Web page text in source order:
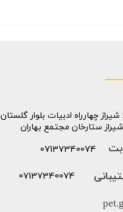
چهارراه ادبیات بلوار گلستان
ستارخان مجتمع بهاران
07137340074
07137340074